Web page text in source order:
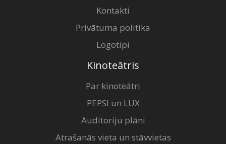
Kontakti
Privātuma politika
Logotipi
Kinoteātris
Par kinoteātri
PEPSI un LUX
Auditoriju plāni
Atrašanās vieta un stāvvietas